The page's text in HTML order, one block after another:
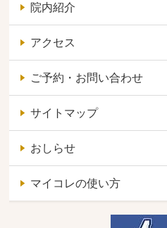
院内紹介
アクセス
ご予約・お問い合わせ
サイトマップ
おしらせ
マイコレの使い方